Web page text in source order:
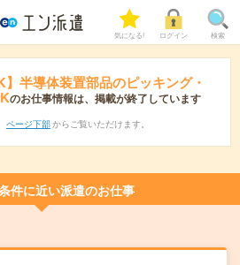
気になる! ログイン 検索
】半導体装置部品のピッキング・
のお仕事情報は、掲載が終了しています
ページ下部 からご覧いただけます。
件に近い派遣のお仕事